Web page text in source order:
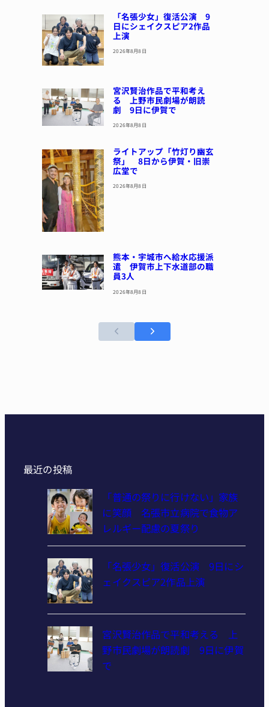
「名張少女」復活公演 9
日にシェイクスピア2作品
上演
2026年8月8日
宮沢賢治作品で平和考え
る 上野市民劇場が朗読
劇 9日に伊賀で
2026年8月8日
ライトアップ「竹灯り幽玄
祭」 8日から伊賀・旧崇
広堂で
2026年8月8日
熊本・宇城市へ給水応援派
遣 伊賀市上下水道部の職
員3人
2026年8月8日
最近の投稿
「普通の祭りに行けない」家族
に笑顔 名張市立病院で食物ア
レルギー配慮の夏祭り
「名張少女」復活公演 9日にシ
ェイクスピア2作品上演
宮沢賢治作品で平和考える 上
野市民劇場が朗読劇 9日に伊賀
で